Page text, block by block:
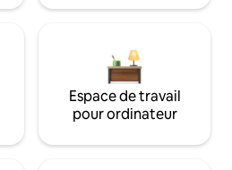
Espace de travail
pour ordinateur